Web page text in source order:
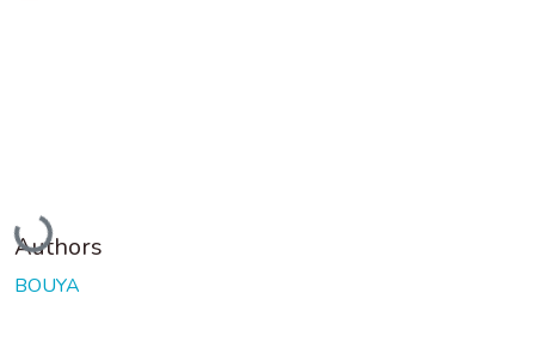
Loading...
Authors
BOUYA